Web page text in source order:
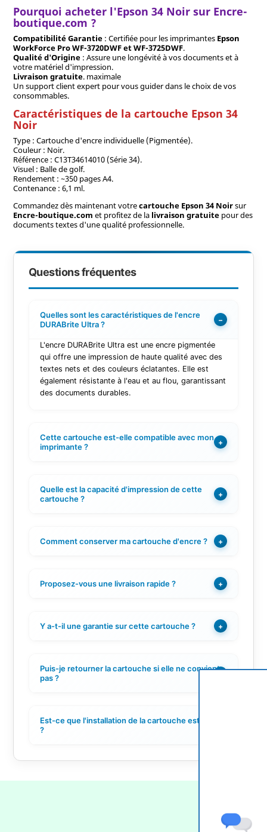
Pourquoi acheter l'Epson 34 Noir sur Encre-
boutique.com ?
Compatibilité Garantie: Certifiée pour les imprimantes Epson
WorkForce Pro WF-3720DWF et WF-3725DWF.
Qualité d'Origine: Assure une longévité à vos documents et à
votre matériel d'impression.
Livraison gratuite. maximale
Un support client expert pour vous guider dans le choix de vos
consommables.
Caractéristiques de la cartouche Epson 34
Noir
Type : Cartouche d'encre individuelle (Pigmentée).
Couleur : Noir.
Référence : C13T34614010 (Série 34).
Visuel : Balle de golf.
Rendement : ~350 pages A4.
Contenance : 6,1 ml.
Commandez dès maintenant votrecartouche Epson 34 Noirsur
Encre-boutique.com et profitez de la livraison gratuitepour des
documents textes d'une qualité professionnelle.
Questions fréquentes
Quelles sont les caractéristiques de l'encre
DURABrite Ultra ?
−
L'encre DURABrite Ultra est une encre pigmentée
qui offre une impression de haute qualité avec des
textes nets et des couleurs éclatantes. Elle est
également résistante à l'eau et au flou, garantissant
des documents durables.
Cette cartouche est-elle compatible avec mon
imprimante ?
+
Quelle est la capacité d'impression de cette
cartouche ?
+
Comment conserver ma cartouche d'encre ? +
Proposez-vous une livraison rapide ? +
Y a-t-il une garantie sur cette cartouche ? +
Puis-je retourner la cartouche si elle ne convient
pas ?
+
Est-ce que l'installation de la cartouche est facile
?